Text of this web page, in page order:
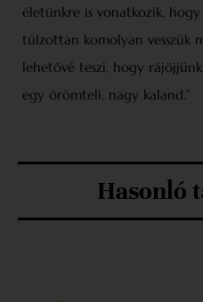
életünkre is vonatkozik,
túlzottan komolyan vesszük
lehetővé teszi, hogy
egy örömteli, nagy kaland.”
Hasonló